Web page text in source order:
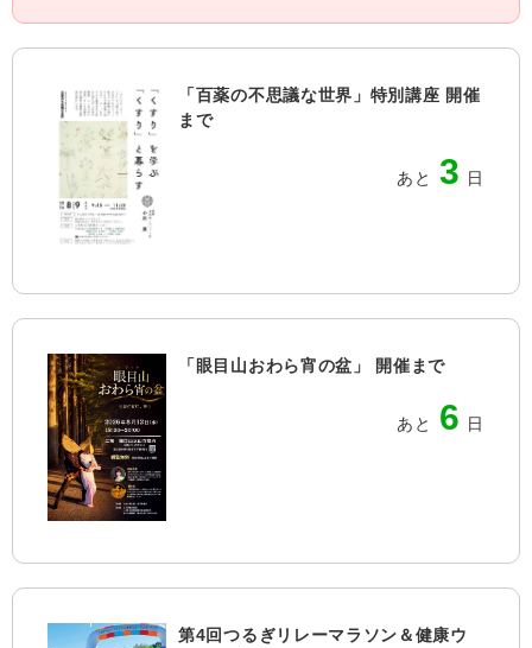
「百薬の不思議な世界」特別講座 開催
まで
あと 3 日
「眼目山おわら宵の盆」 開催まで
あと 6 日
第4回つるぎリレーマラソン＆健康ウ